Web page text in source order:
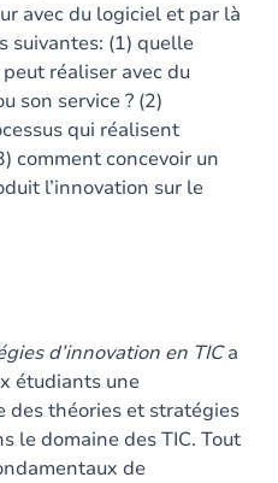
avec du logiciel et par là
suivantes: (1) quelle
réaliser avec du
son service ? (2)
qui réalisent
comment concevoir un
l’innovation sur le
d’innovation en TICa
étudiants une
des théories et stratégies
le domaine des TIC. Tout
de